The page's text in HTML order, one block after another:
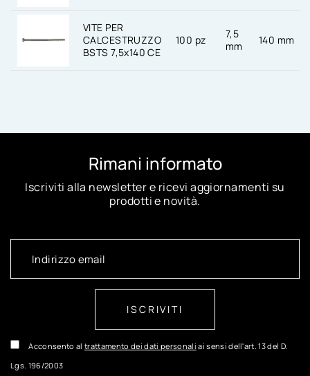
VITE PER
CALCESTRUZZO
BSTS 7,5x140 CE
100 pz
7,5
mm
140 mm
Rimani informato
Iscriviti alla newsletter e ricevi aggiornamenti su
prodotti e novità.
ISCRIVITI
Acconsento al trattamento dei dati personali ai sensi dell'art. 13 del D.
Lgs. 196/2003